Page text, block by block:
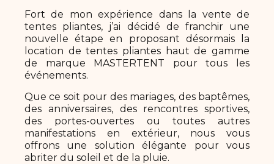
Fort de mon expérience dans la vente de
tentes pliantes, j’ai décidé de franchir une
nouvelle étape en proposant désormais la
location de tentes pliantes haut de gamme
de marque MASTERTENT pour tous les
événements.
Que ce soit pour des mariages, des baptêmes,
des anniversaires, des rencontres sportives,
des portes-ouvertes ou toutes autres
manifestations en extérieur, nous vous
offrons une solution élégante pour vous
abriter du soleil et de la pluie.